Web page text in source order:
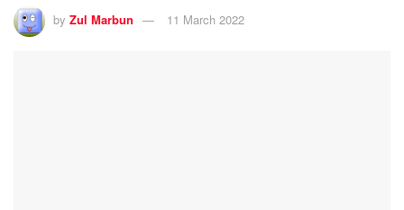
by Zul Marbun 11 March 2022